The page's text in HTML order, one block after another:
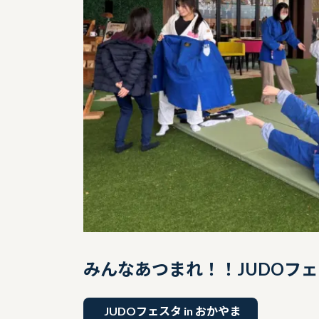
みんなあつまれ！！JUDOフ
JUDOフェスタ in おかやま